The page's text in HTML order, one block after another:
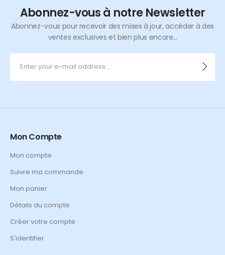
Abonnez-vous à notre Newsletter
Abonnez-vous pour recevoir des mises à jour, accéder à des
ventes exclusives et bien plus encore...
Mon Compte
Mon compte
Suivre ma commande
Mon panier
Détails du compte
Créer votre compte
S'identifier